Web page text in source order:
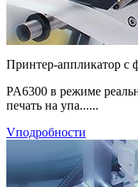
Принтер-аппликатор с
PA6300 в режиме
печать на упа......
Vподробности